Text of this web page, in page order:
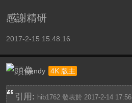
感謝精研
2017-2-15 15:48:16
wendy 4K 版主
引用: hib1762 發表於 2017-2-14 17:56